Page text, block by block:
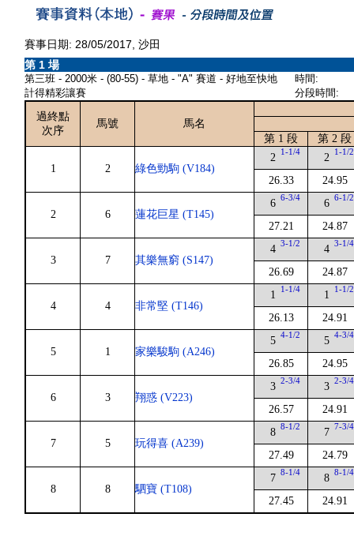
賽事日期: 28/05/2017, 沙田
第 1 場
第三班 - 2000米 - (80-55) - 草地 - "A" 賽道 - 好地至快地
計得精彩讓賽
時間:
分段時間:
過終點
次序
馬號
馬名
第 1 段
第 2 段
1 2 綠色勁駒 (V184)
2 1-1/4
26.33
2 1-1/2
24.95
2 6 蓮花巨星 (T145)
6 6-3/4
27.21
6 6-1/2
24.87
3 7 其樂無窮 (S147)
4 3-1/2
26.69
4 3-1/4
24.87
4 4 非常堅 (T146)
1 1-1/4
26.13
1 1-1/2
24.91
5 1 家樂駿駒 (A246)
5 4-1/2
26.85
5 4-3/4
24.95
6 3 翔惑 (V223)
3 2-3/4
26.57
3 2-3/4
24.91
7 5 玩得喜 (A239)
8 8-1/2
27.49
7 7-3/4
24.79
8 8 駟寶 (T108)
7 8-1/4
27.45
8 8-1/4
24.91